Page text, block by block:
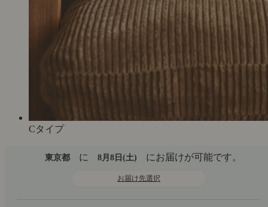
Cタイプ
東京都 に 8月8日(土) にお届けが可能です。
お届け先選択